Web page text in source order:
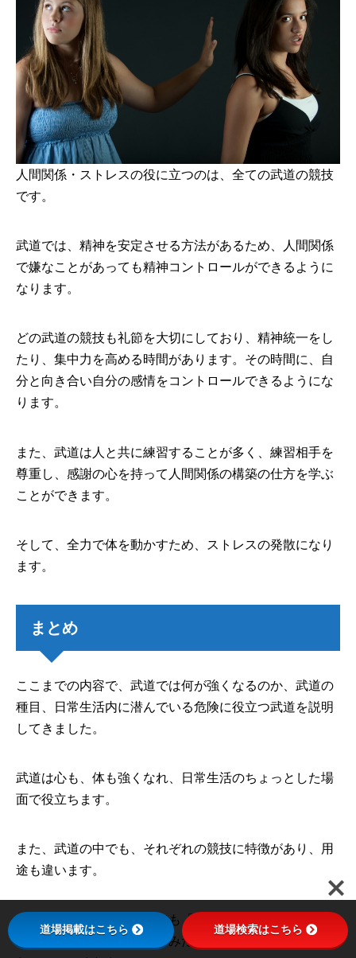
人間関係・ストレスの役に立つのは、全ての武道の競技
です。
武道では、精神を安定させる方法があるため、人間関係
で嫌なことがあっても精神コントロールができるように
なります。
どの武道の競技も礼節を大切にしており、精神統一をし
たり、集中力を高める時間があります。その時間に、自
分と向き合い自分の感情をコントロールできるようにな
ります。
また、武道は人と共に練習することが多く、練習相手を
尊重し、感謝の心を持って人間関係の構築の仕方を学ぶ
ことができます。
そして、全力で体を動かすため、ストレスの発散になり
ます。
まとめ
ここまでの内容で、武道では何が強くなるのか、武道の
種目、日常生活内に潜んでいる危険に役立つ武道を説明
してきました。
武道は心も、体も強くなれ、日常生活のちょっとした場
面で役立ちます。
また、武道の中でも、それぞれの競技に特徴があり、用
途も違います。
この記事を読んで、少しでも「こういうふうに強くなり
たいな」「この種目やってみたいな」と思える武道に関
道場掲載はこちら 道場検索はこちら